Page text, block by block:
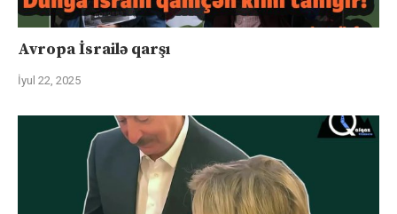
Avropa İsrailə qarşı
İyul 22, 2025